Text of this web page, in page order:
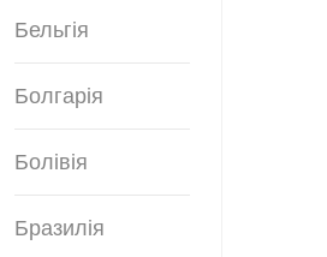
Бельгія
Болгарія
Болівія
Бразилія